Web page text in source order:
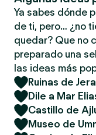
Ya sabes dónde
de ti, pero… ¿no
quedar? Que no
preparado una
las ideas más
Ruinas de
Dile a Mar
Castillo de
Museo de